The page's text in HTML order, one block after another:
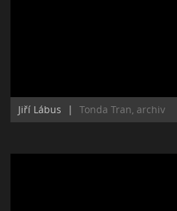
Jiří Lábus | Tonda Tran, archiv